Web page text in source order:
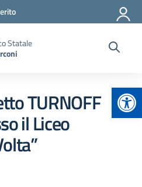
Statale
TURNOFF
il Liceo